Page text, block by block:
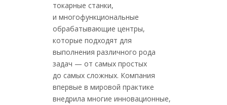
токарные станки,
и многофункциональные
обрабатывающие центры,
которые подходят для
выполнения различного рода
задач — от самых простых
до самых сложных. Компания
впервые в мировой практике
внедрила многие инновационные,